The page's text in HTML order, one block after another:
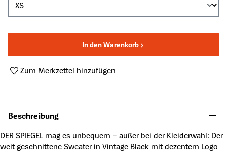
In den Warenkorb
Zum Merkzettel hinzufügen
Beschreibung
DER SPIEGEL mag es unbequem – außer bei der Kleiderwahl: Der
weit geschnittene Sweater in Vintage Black mit dezentem Logo